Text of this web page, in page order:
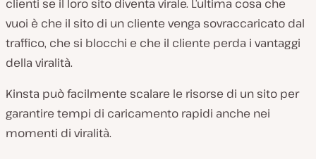
clienti se il loro sito diventa virale. L’ultima cosa che
vuoi è che il sito di un cliente venga sovraccaricato dal
traffico, che si blocchi e che il cliente perda i vantaggi
della viralità.
Kinsta può facilmente scalare le risorse di un sito per
garantire tempi di caricamento rapidi anche nei
momenti di viralità.